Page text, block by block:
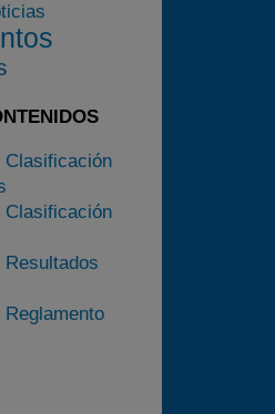
Preguntas Frecuentes
Clasificación
Clasificación
Resultados
Reglamento